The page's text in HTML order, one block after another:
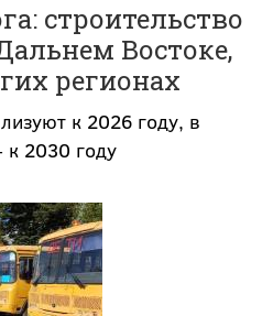
строительство
Востоке,
регионах
к 2026 году, в
2030 году